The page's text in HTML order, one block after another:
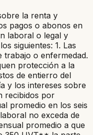
la renta y
pagos o abonos en
laboral o legal y
siguientes: 1. Las
trabajo o enfermedad.
protección a la
de entierro del
y los intereses sobre
recibidos por
promedio en los seis
no exceda de
promedio a que